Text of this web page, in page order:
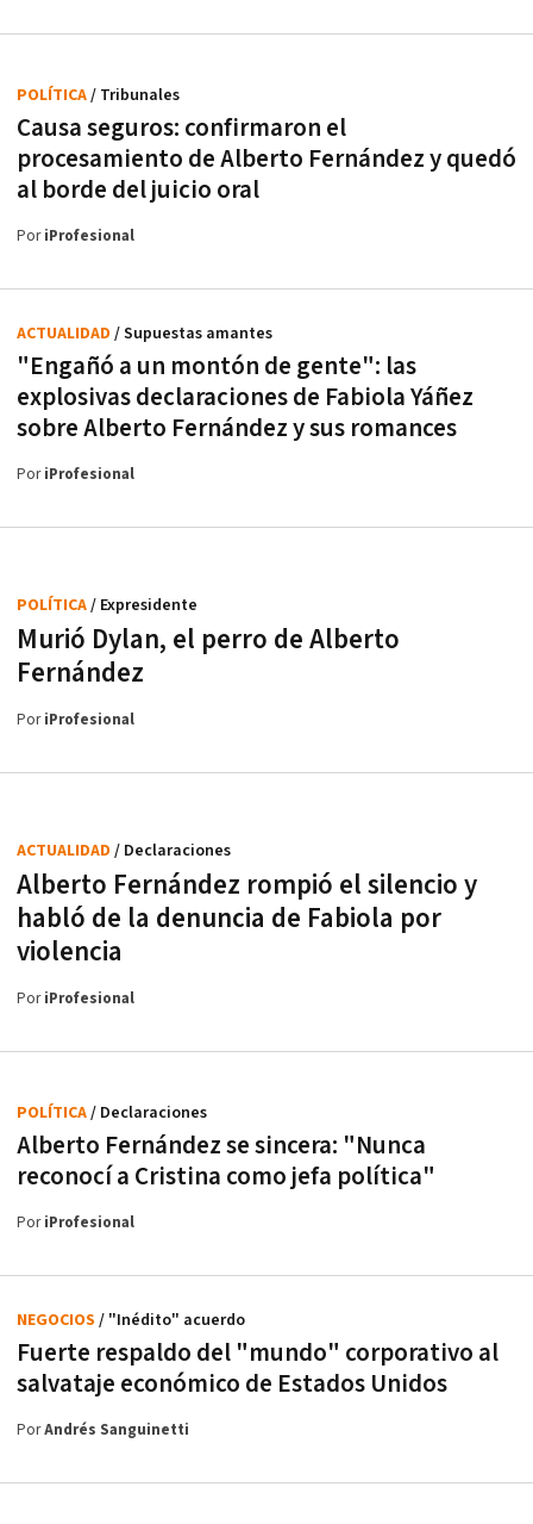
Causa seguros: confirmaron el
procesamiento de Alberto Fernández y quedó
al borde del juicio oral
POLÍTICA/ Tribunales
PoriProfesional
"Engañó a un montón de gente": las
explosivas declaraciones de Fabiola Yáñez
sobre Alberto Fernández y sus romances
ACTUALIDAD / Supuestas amantes
PoriProfesional
Murió Dylan, el perro de Alberto
Fernández
POLÍTICA/ Expresidente
PoriProfesional
Alberto Fernández rompió el silencio y
habló de la denuncia de Fabiola por
violencia
ACTUALIDAD / Declaraciones
PoriProfesional
Alberto Fernández se sincera: "Nunca
reconocí a Cristina como jefa política"
POLÍTICA/ Declaraciones
PoriProfesional
Fuerte respaldo del "mundo" corporativo al
salvataje económico de Estados Unidos
NEGOCIOS / "Inédito" acuerdo
PorAndrés Sanguinetti